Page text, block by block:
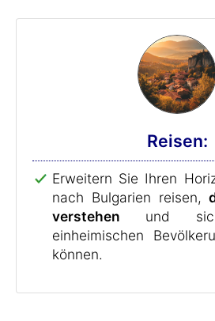
Reisen:
Erweitern Sie Ihren
nach Bulgarien reisen,
verstehen und
einheimischen
können.